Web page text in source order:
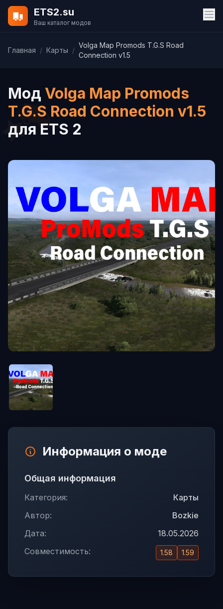
ETS2.su
Ваш каталог модов
Главная / Карты /
Volga Map Promods T.G.S Road
Connection v1.5
Мод Volga Map Promods
T.G.S Road Connection v1.5
для ETS 2
Информация о моде
Общая информация
Категория:
Карты
Автор:
Bozkie
Дата:
18.05.2026
Совместимость:
1.58 1.59